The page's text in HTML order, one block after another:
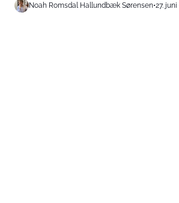
Noah Romsdal Hallundbæk Sørensen•27.